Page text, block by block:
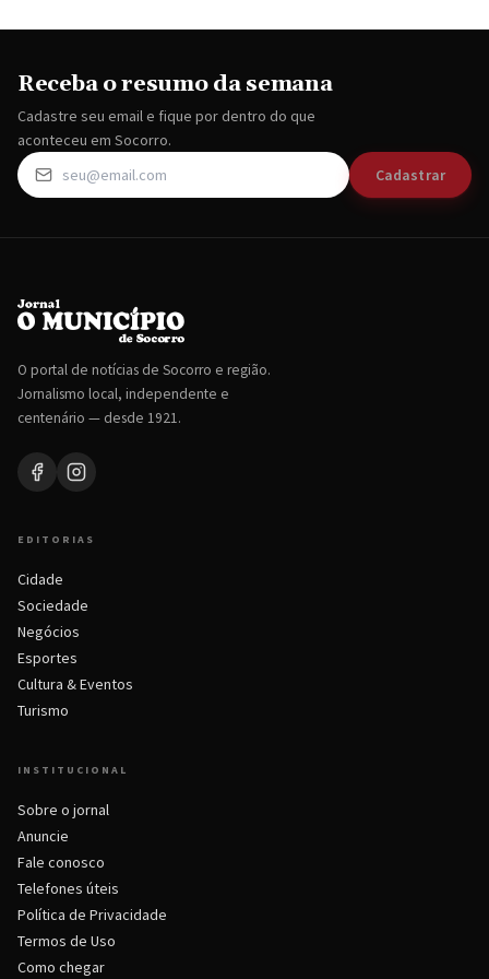
Receba o resumo da semana
Cadastre seu email e fique por dentro do que
aconteceu em Socorro.
Cadastrar
O portal de notícias de Socorro e região.
Jornalismo local, independente e
centenário — desde 1921.
EDITORIAS
Cidade
Sociedade
Negócios
Esportes
Cultura & Eventos
Turismo
INSTITUCIONAL
Sobre o jornal
Anuncie
Fale conosco
Telefones úteis
Política de Privacidade
Termos de Uso
Como chegar